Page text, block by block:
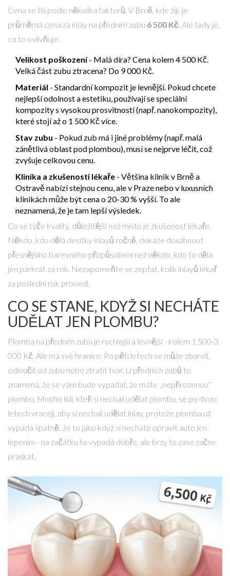
Cena se liší podle několika faktorů. V Brně, kde žiji, je
průměrná cena za inlay na předním zubu 6 500 Kč. Ale tady je,
co to ovlivňuje:
Velikost poškození- Malá díra? Cena kolem 4 500 Kč.
Velká část zubu ztracena? Do 9 000 Kč.
Materiál - Standardní kompozit je levnější. Pokud chcete
nejlepší odolnost a estetiku, používají se speciální
kompozity s vysokou prosvitností (např. nanokompozity),
které stojí až o 1 500 Kč více.
Stav zubu - Pokud zub má i jiné problémy (např. malá
zánětlivá oblast pod plombou), musí se nejprve léčit, což
zvyšuje celkovou cenu.
Klinika a zkušenosti lékaře - Většina klinik v Brně a
Ostravě nabízí stejnou cenu, ale v Praze nebo v luxusních
klinikách může být cena o 20-30 % vyšší. To ale
neznamená, že je tam lepší výsledek.
Co se týče kvality, důležitější než místo je zkušenost lékaře.
Někdo, kdo dělá desítky inlayů ročně, dokáže dosáhnout
přesnějšího barevného přizpůsobení než někdo, kdo to dělá
jen párkrát za rok. Nezapomeňte se zeptat, kolik inlayů lékař
za poslední rok provedl.
CO SE STANE, KDYŽ SI NECHÁTE
UDĚLAT JEN PLOMBU?
Plomba na předním zubu je rychlejší a levnější - kolem 1 500-3
000 Kč. Ale má své hranice. Po pěti letech se může zbarvit,
odloučit od zubu nebo ztratit tvar. U předních zubů to
znamená, že se vám bude vypadat, že máte „nepřirozenou“
plombu. Mnoho lidí, kteří si nechali udělat plombu, se po dvou
letech vracejí, aby si nechali udělat inlay, protože plomba už
vypadá špatně. Je to jako když si necháte opravit auto jen
lepením - na začátku to vypadá dobře, ale brzy to zase začne
praskat.